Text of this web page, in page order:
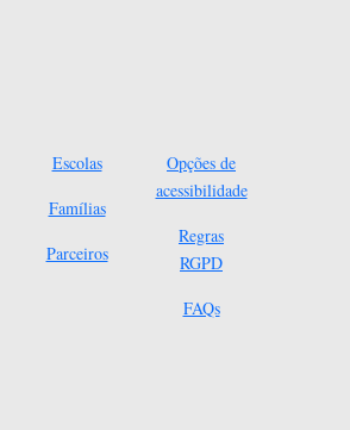
Escolas
Famílias
Parceiros
Opções de
acessibilidade
Regras
RGPD
FAQs